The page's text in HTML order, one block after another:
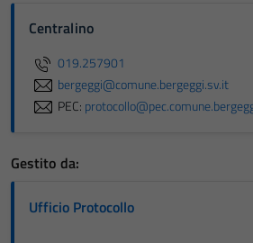
Centralino
019.257901
bergeggi@comune.bergeggi.sv.it
PEC:
Gestito da:
Ufficio Protocollo